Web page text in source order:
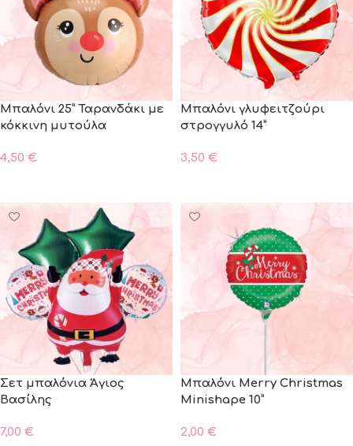
Μπαλόνι 25” Ταρανδάκι με
κόκκινη μυτούλα
4,50 €
Μπαλόνι γλυφειτζούρι
στρογγυλό 14”
3,50 €
Σετ μπαλόνια Άγιος
Βασίλης
7,00 €
Μπαλόνι Merry Christmas
Minishape 10”
2,00 €